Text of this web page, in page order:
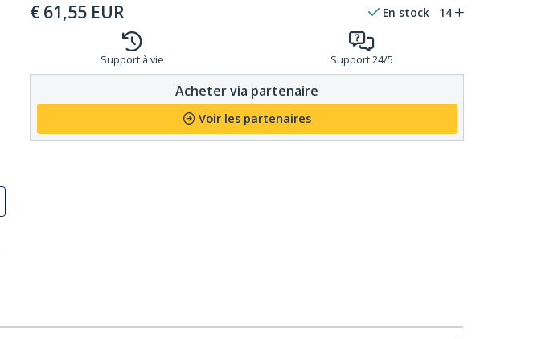
€ 61,55 EUR En stock 14
Support à vie Support 24/5
Acheter via partenaire
Voir les partenaires